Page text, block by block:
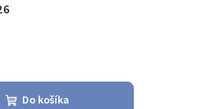
Do košíka